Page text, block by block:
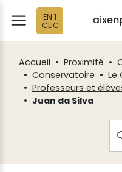
EN 1
CLIC
Accueil Proximité
Conservatoire
Le
Professeurs et
Juan da Silva
Fenêtre
de
chat
Panneau de gestion des